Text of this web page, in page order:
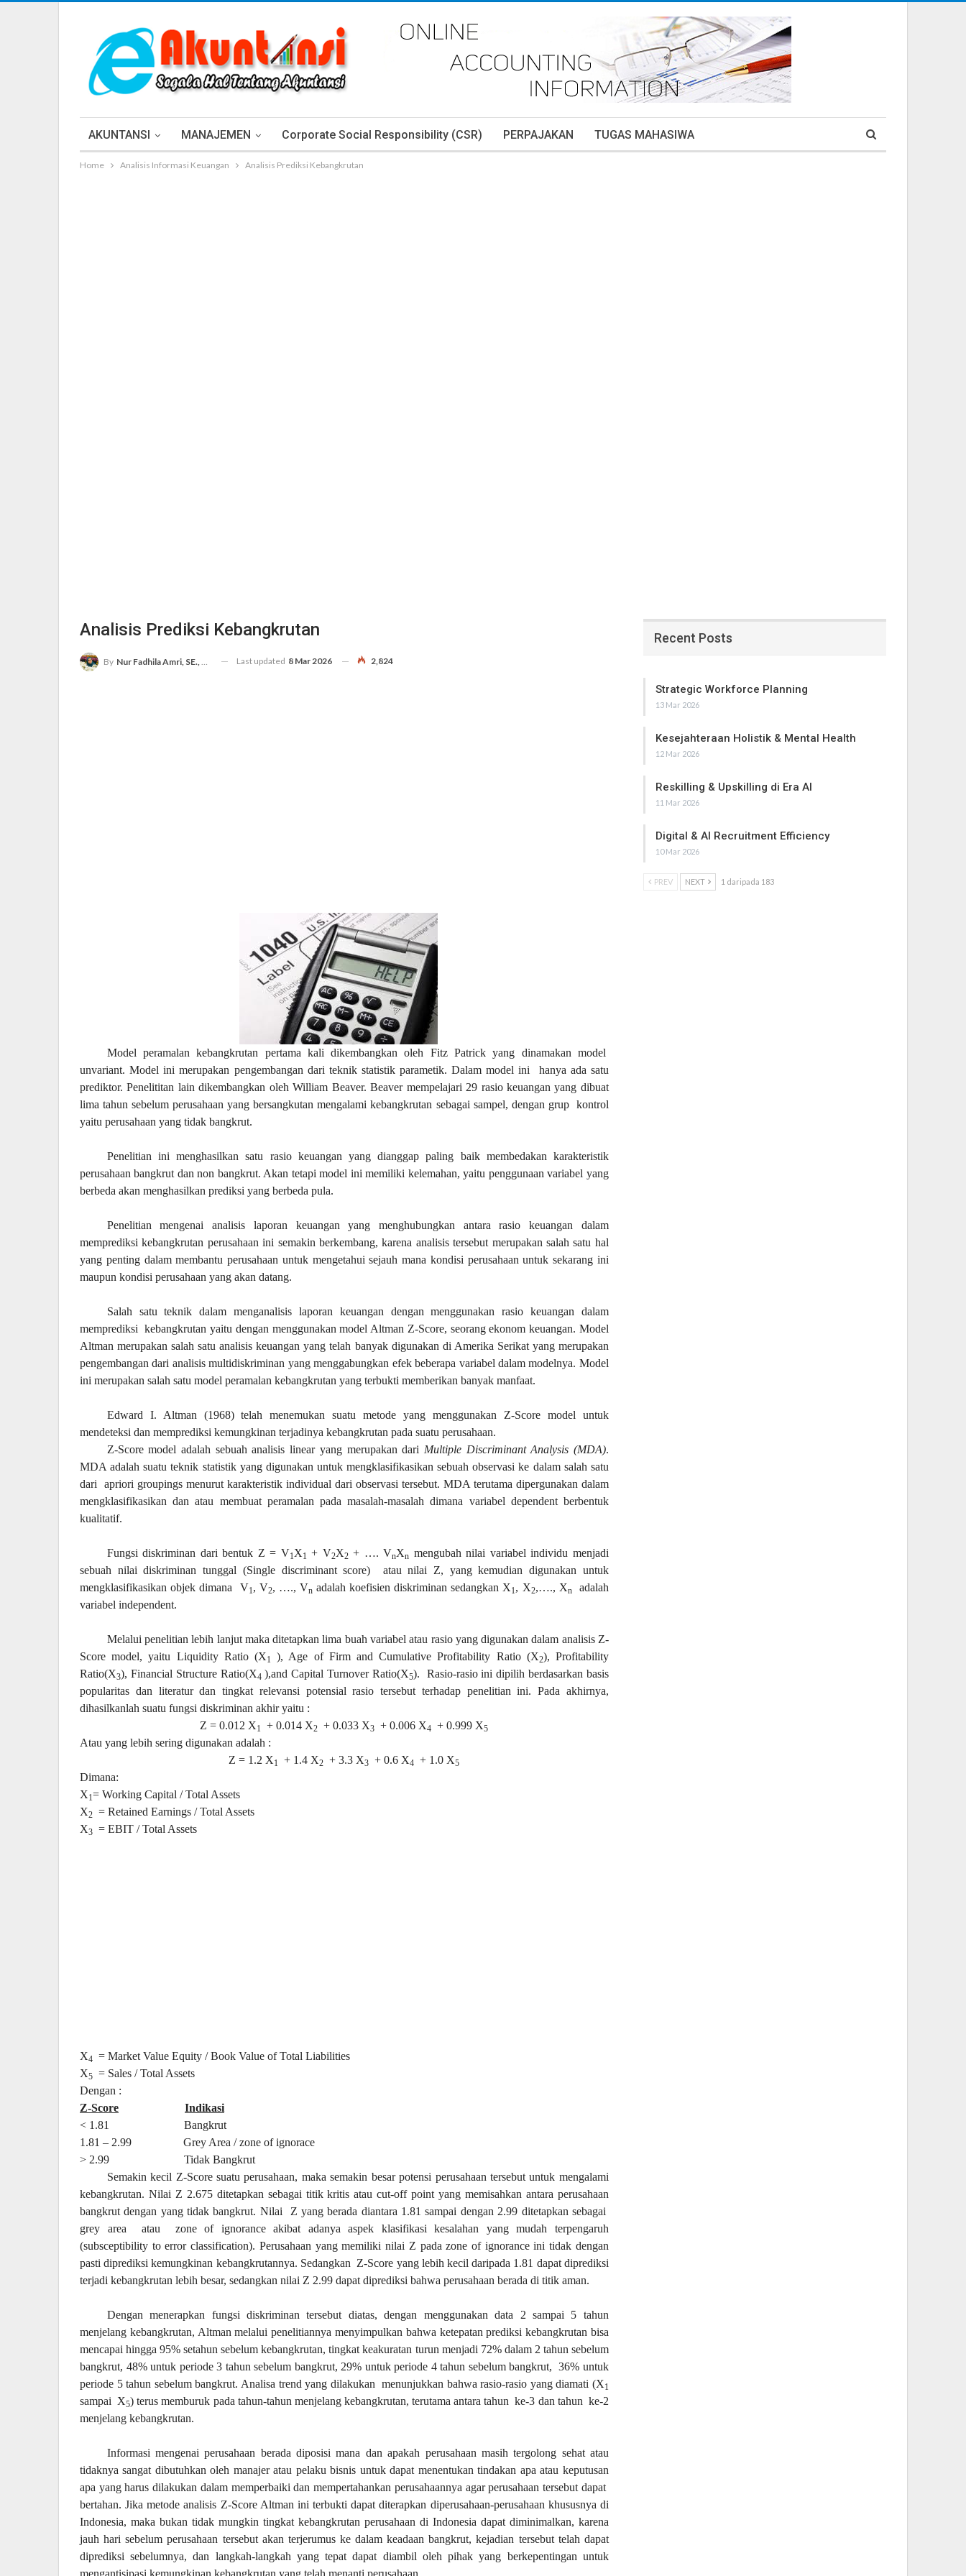
AKUNTANSI MANAJEMEN Corporate Social Responsibility (CSR) PERPAJAKAN TUGAS MAHASIWA
Home Analisis Informasi Keuangan Analisis Prediksi Kebangkrutan
Analisis Prediksi Kebangkrutan
By Nur Fadhila Amri, SE., Ak., M.Si Last updated 8 Mar 2026 2,824
Model peramalan kebangkrutan pertama kali dikembangkan oleh Fitz Patrick yang dinamakan model
unvariant. Model ini merupakan pengembangan dari teknik statistik parametik. Dalam model ini
hanya ada satu
prediktor. Penelititan lain dikembangkan oleh William Beaver. Beaver mempelajari 29 rasio keuangan yang dibuat
lima tahun sebelum perusahaan yang bersangkutan mengalami kebangkrutan sebagai sampel, dengan grup
kontrol
yaitu perusahaan yang tidak bangkrut.
Penelitian ini menghasilkan satu rasio keuangan yang dianggap paling baik membedakan karakteristik
perusahaan bangkrut dan non bangkrut. Akan tetapi model ini memiliki kelemahan, yaitu penggunaan variabel yang
berbeda akan menghasilkan prediksi yang berbeda pula.
Penelitian mengenai analisis laporan keuangan yang menghubungkan antara rasio keuangan dalam
memprediksi kebangkrutan perusahaan ini semakin berkembang, karena analisis tersebut merupakan salah satu hal
yang penting dalam membantu perusahaan untuk mengetahui sejauh mana kondisi perusahaan untuk sekarang ini
maupun kondisi perusahaan yang akan datang.
Salah satu teknik dalam menganalisis laporan keuangan dengan menggunakan rasio keuangan dalam
memprediksi
kebangkrutan yaitu dengan menggunakan model Altman Z-Score, seorang ekonom keuangan. Model
Altman merupakan salah satu analisis keuangan yang telah banyak digunakan di Amerika Serikat yang merupakan
pengembangan dari analisis multidiskriminan yang menggabungkan efek beberapa variabel dalam modelnya. Model
ini merupakan salah satu model peramalan kebangkrutan yang terbukti memberikan banyak manfaat.
Edward I. Altman (1968) telah menemukan suatu metode yang menggunakan Z-Score model untuk
mendeteksi dan memprediksi kemungkinan terjadinya kebangkrutan pada suatu perusahaan.
Z-Score model adalah sebuah analisis linear yang merupakan dari Multiple Discriminant Analysis (MDA).
MDA adalah suatu teknik statistik yang digunakan untuk mengklasifikasikan sebuah observasi ke dalam salah satu
dari
apriori groupings menurut karakteristik individual dari observasi tersebut. MDA terutama dipergunakan dalam
mengklasifikasikan dan atau membuat peramalan pada masalah-masalah dimana variabel dependent berbentuk
kualitatif.
Fungsi diskriminan dari bentuk Z = V1X1 + V2X2+ …. VnXn mengubah nilai variabel individu menjadi
sebuah nilai diskriminan tunggal (Single discriminant score)
atau nilai Z, yang kemudian digunakan untuk
mengklasifikasikan objek dimana
V1, V2, …., Vnadalah koefisien diskriminan sedangkan X1, X2,…., Xn
adalah
variabel independent.
Melalui penelitian lebih lanjut maka ditetapkan lima buah variabel atau rasio yang digunakan dalam analisis Z-
Score model, yaitu Liquidity Ratio (X1 ), Age of Firm and Cumulative Profitability Ratio (X2), Profitability
Ratio(X3), Financial Structure Ratio(X4 ),and Capital Turnover Ratio(X5).
Rasio-rasio ini dipilih berdasarkan basis
popularitas dan literatur dan tingkat relevansi potensial rasio tersebut terhadap penelitian ini. Pada akhirnya,
dihasilkanlah suatu fungsi diskriminan akhir yaitu :
Z = 0.012 X1 + 0.014 X2 + 0.033 X3 + 0.006 X4 + 0.999 X5
Atau yang lebih sering digunakan adalah :
Z = 1.2 X1 + 1.4 X2 + 3.3 X3 + 0.6 X4 + 1.0 X5
Dimana:
X1= Working Capital / Total Assets
X2 = Retained Earnings / Total Assets
X3 = EBIT / Total Assets
X4 = Market Value Equity / Book Value of Total Liabilities
X5 = Sales / Total Assets
Dengan :
Z-Score
Indikasi
< 1.81
Bangkrut
1.81 – 2.99
Grey Area / zone of ignorace
> 2.99
Tidak Bangkrut
Semakin kecil Z-Score suatu perusahaan, maka semakin besar potensi perusahaan tersebut untuk mengalami
kebangkrutan. Nilai Z 2.675 ditetapkan sebagai titik kritis atau cut-off point yang memisahkan antara perusahaan
bangkrut dengan yang tidak bangkrut. Nilai
Z yang berada diantara 1.81 sampai dengan 2.99 ditetapkan sebagai
grey area
atau
zone of ignorance akibat adanya aspek klasifikasi kesalahan yang mudah terpengaruh
(subsceptibility to error classification). Perusahaan yang memiliki nilai Z pada zone of ignorance ini tidak dengan
pasti diprediksi kemungkinan kebangkrutannya. Sedangkan Z-Score yang lebih kecil daripada 1.81 dapat diprediksi
terjadi kebangkrutan lebih besar, sedangkan nilai Z 2.99 dapat diprediksi bahwa perusahaan berada di titik aman.
Dengan menerapkan fungsi diskriminan tersebut diatas, dengan menggunakan data 2 sampai 5 tahun
menjelang kebangkrutan, Altman melalui penelitiannya menyimpulkan bahwa ketepatan prediksi kebangkrutan bisa
mencapai hingga 95% setahun sebelum kebangkrutan, tingkat keakuratan turun menjadi 72% dalam 2 tahun sebelum
bangkrut, 48% untuk periode 3 tahun sebelum bangkrut, 29% untuk periode 4 tahun sebelum bangkrut,
36% untuk
periode 5 tahun sebelum bangkrut. Analisa trend yang dilakukan menunjukkan bahwa rasio-rasio yang diamati (X1
sampai X5) terus memburuk pada tahun-tahun menjelang kebangkrutan, terutama antara tahun ke-3 dan tahun ke-2
menjelang kebangkrutan.
Informasi mengenai perusahaan berada diposisi mana dan apakah perusahaan masih tergolong sehat atau
tidaknya sangat dibutuhkan oleh manajer atau pelaku bisnis untuk dapat menentukan tindakan apa atau keputusan
apa yang harus dilakukan dalam memperbaiki dan mempertahankan perusahaannya agar perusahaan tersebut dapat
bertahan. Jika metode analisis Z-Score Altman ini terbukti dapat diterapkan diperusahaan-perusahaan khususnya di
Indonesia, maka bukan tidak mungkin tingkat kebangkrutan perusahaan di Indonesia dapat diminimalkan, karena
jauh hari sebelum perusahaan tersebut akan terjerumus ke dalam keadaan bangkrut, kejadian tersebut telah dapat
diprediksi sebelumnya, dan langkah-langkah yang tepat dapat diambil oleh pihak yang berkepentingan untuk
mengantisipasi kemungkinan kebangkrutan yang telah menanti perusahaan.
Recent Posts
Strategic Workforce Planning
13 Mar 2026
Kesejahteraan Holistik & Mental Health
12 Mar 2026
Reskilling & Upskilling di Era AI
11 Mar 2026
Digital & AI Recruitment Efficiency
10 Mar 2026
PREV NEXT 1 daripada 183